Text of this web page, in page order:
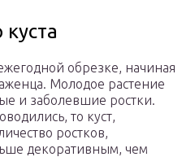
обрезке, начиная
Молодое растение
и заболевшие ростки.
то куст,
ростков,
декоративным, чем